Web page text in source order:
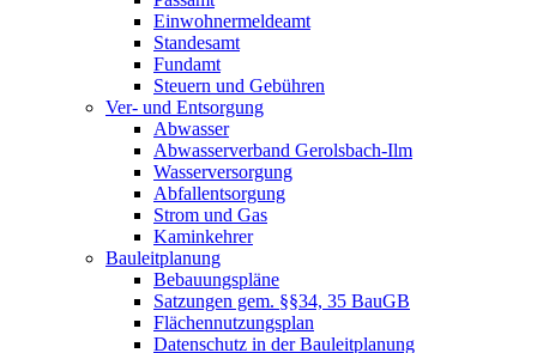
Einwohnermeldeamt
Standesamt
Fundamt
Steuern und Gebühren
Ver- und Entsorgung
Abwasser
Abwasserverband Gerolsbach-Ilm
Wasserversorgung
Abfallentsorgung
Strom und Gas
Kaminkehrer
Bauleitplanung
Bebauungspläne
Satzungen gem. §§34, 35 BauGB
Flächennutzungsplan
Datenschutz in der Bauleitplanung